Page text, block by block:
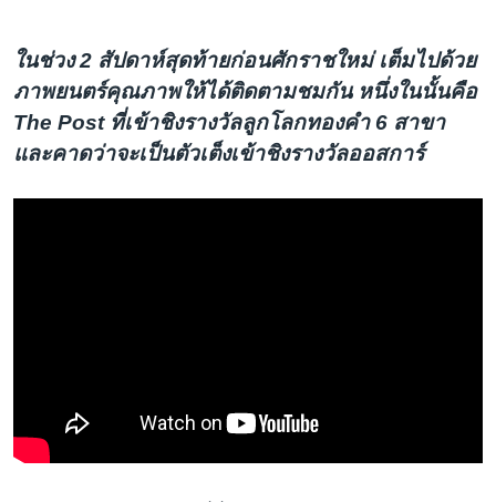
ในช่วง 2 สัปดาห์สุดท้ายก่อนศักราชใหม่ เต็มไปด้วย
ภาพยนตร์คุณภาพให้ได้ติดตามชมกัน หนึ่งในนั้นคือ
The Post ที่เข้าชิงรางวัลลูกโลกทองคำ 6 สาขา
และคาดว่าจะเป็นตัวเต็งเข้าชิงรางวัลออสการ์